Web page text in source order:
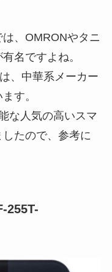
、OMRONやタニ
名ですよね。
、中華系メーカー
す。
な人気の高いスマ
たので、参考に
255T-